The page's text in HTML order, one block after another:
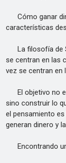
Cómo ganar
características
La filosofía de
se centran en las
vez se centran en
El objetivo no
sino construir lo
el pensamiento
generan dinero y
Encontrando